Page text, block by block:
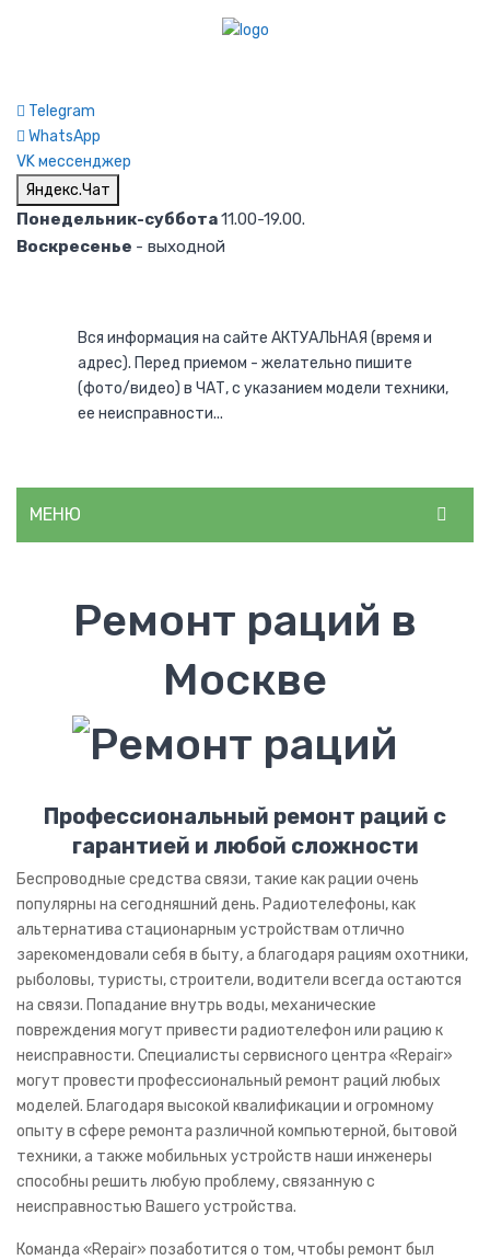
Telegram
WhatsApp
VK мессенджер
Яндекс.Чат
Понедельник-суббота11.00-19.00.
Воскресенье - выходной
Вся информация на сайте АКТУАЛЬНАЯ (время и
адрес). Перед приемом - желательно пишите
(фото/видео) в ЧАТ, с указанием модели техники,
ее неисправности...
МЕНЮ
Светодиодные гирлянды
Акустические колонки
Медтехника
Миостимуляторы
Алкотестеры
Слуховые аппараты
Физио аппараты
Ингаляторы
Небулайзеры
Ремонт раций в
Москве
Профессиональный ремонт раций с
гарантией и любой сложности
Беспроводные средства связи, такие как рации очень
популярны на сегодняшний день. Радиотелефоны, как
альтернатива стационарным устройствам отлично
зарекомендовали себя в быту, а благодаря рациям охотники,
рыболовы, туристы, строители, водители всегда остаются
на связи. Попадание внутрь воды, механические
повреждения могут привести радиотелефон или рацию к
неисправности. Специалисты сервисного центра «Repair»
могут провести профессиональный ремонт раций любых
моделей. Благодаря высокой квалификации и огромному
опыту в сфере ремонта различной компьютерной, бытовой
техники, а также мобильных устройств наши инженеры
способны решить любую проблему, связанную с
неисправностью Вашего устройства.
Команда «Repair» позаботится о том, чтобы ремонт был